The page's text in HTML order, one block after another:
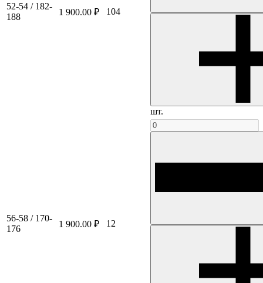
52-54 / 182-
188
1 900.00 ₽ 104
шт.
56-58 / 170-
176
1 900.00 ₽ 12